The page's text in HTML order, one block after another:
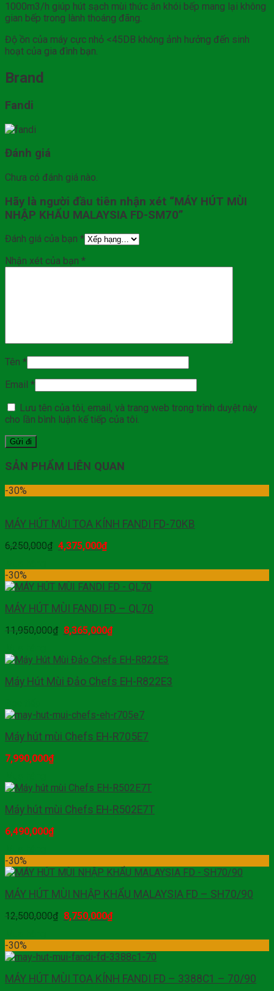
1000m3/h giúp hút sạch mùi thức ăn khói bếp mang lại không
gian bếp trong lành thoáng đãng.
Độ ồn của máy cực nhỏ <45DB không ảnh hưởng đến sinh
hoạt của gia đình bạn.
Brand
Fandi
Đánh giá
Chưa có đánh giá nào.
Hãy là người đầu tiên nhận xét “MÁY HÚT MÙI
NHẬP KHẨU MALAYSIA FD-SM70”
Đánh giá của bạn *
Nhận xét của bạn *
Tên *
Email *
Lưu tên của tôi, email, và trang web trong trình duyệt này
cho lần bình luận kế tiếp của tôi.
SẢN PHẨM LIÊN QUAN
-30%
MÁY HÚT MÙI TOA KÍNH FANDI FD-70KB
6,250,000₫ 4,375,000₫
-30%
MÁY HÚT MÙI FANDI FD – QL70
11,950,000₫ 8,365,000₫
Máy Hút Mùi Đảo Chefs EH-R822E3
Máy hút mùi Chefs EH-R705E7
7,990,000₫
Máy hút mùi Chefs EH-R502E7T
6,490,000₫
-30%
MÁY HÚT MÙI NHẬP KHẨU MALAYSIA FD – SH70/90
12,500,000₫ 8,750,000₫
-30%
MÁY HÚT MÙI TOA KÍNH FANDI FD – 3388C1 – 70/90